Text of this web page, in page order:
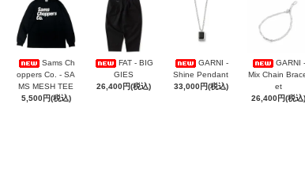
Sams Ch
oppers Co. - SA
MS MESH TEE
5,500円(税込)
FAT - BIG
GIES
26,400円(税込)
GARNI -
Shine Pendant
33,000円(税込)
GARNI -
Mix Chain
et
26,400円(税込)